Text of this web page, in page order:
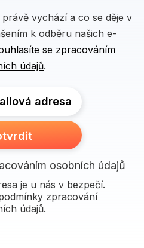
vychází a co se děje v
k odběru našich e-
se zpracováním
údajů.
adresa
osobních údajů
je u nás v bezpečí.
zpracování
údajů.